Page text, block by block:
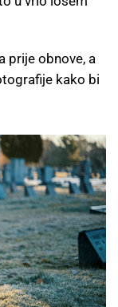
prije obnove, a
kako bi